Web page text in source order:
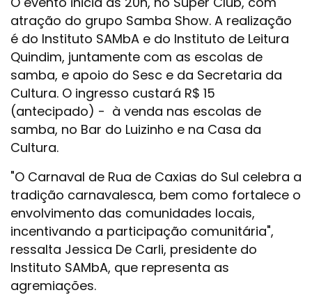
atração do grupo Samba Show. A realização
é do Instituto SAMbA e do Instituto de Leitura
Quindim, juntamente com as escolas de
samba, e apoio do Sesc e da Secretaria da
Cultura. O ingresso custará R$ 15
(antecipado) - à venda nas escolas de
samba, no Bar do Luizinho e na Casa da
Cultura.
"O Carnaval de Rua de Caxias do Sul celebra a
tradição carnavalesca, bem como fortalece o
envolvimento das comunidades locais,
incentivando a participação comunitária",
ressalta Jessica De Carli, presidente do
Instituto SAMbA, que representa as
agremiações.